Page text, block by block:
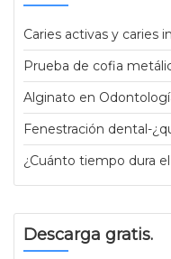
Caries activas y caries
Prueba de cofia
Alginato en
Fenestración dental-
¿Cuánto tiempo dura
Descarga gratis.